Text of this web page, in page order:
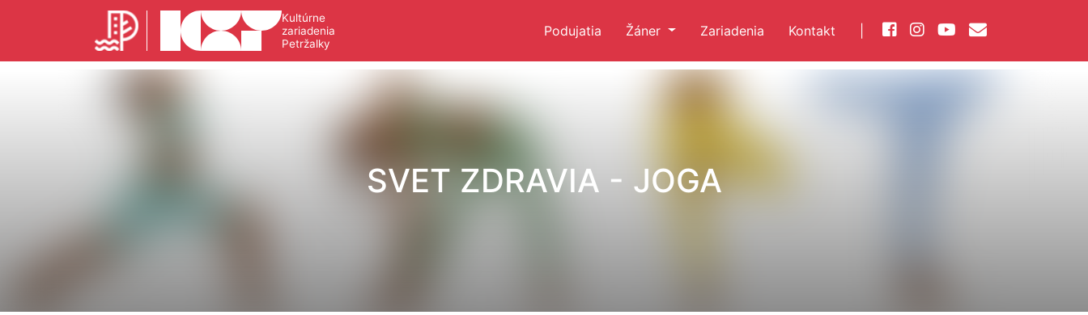
Kultúrne
zariadenia
Petržalky
Podujatia Žáner Zariadenia Kontakt
SVET ZDRAVIA - JOGA